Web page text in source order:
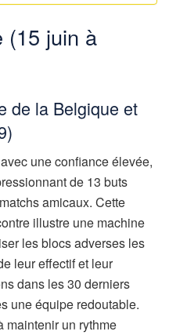
(15 juin à
de la Belgique et
une confiance élevée,
de 13 buts
amicaux. Cette
illustre une machine
les blocs adverses les
leur effectif et leur
dans les 30 derniers
une équipe redoutable.
maintenir un rythme